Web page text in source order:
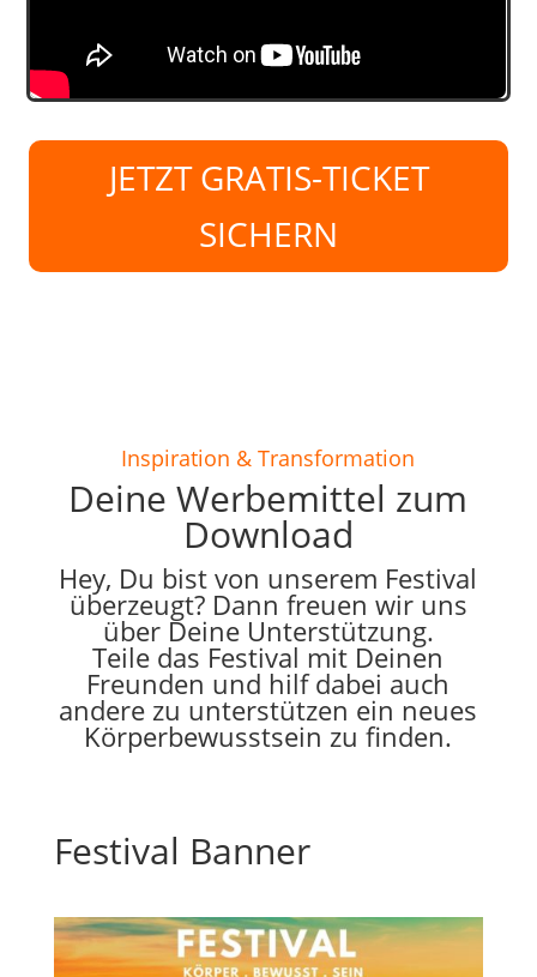
JETZT GRATIS-TICKET
SICHERN
Inspiration & Transformation
Deine Werbemittel zum
Download
Hey, Du bist von unserem Festival
überzeugt? Dann freuen wir uns
über Deine Unterstützung.
Teile das Festival mit Deinen
Freunden und hilf dabei auch
andere zu unterstützen ein neues
Körperbewusstsein zu finden.
Festival Banner